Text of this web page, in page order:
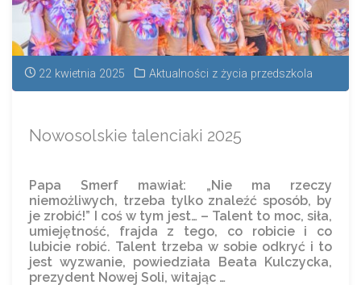
22 kwietnia 2025 Aktualności z życia przedszkola
Nowosolskie talenciaki 2025
Papa Smerf mawiał: „Nie ma rzeczy
niemożliwych, trzeba tylko znaleźć sposób, by
je zrobić!” I coś w tym jest… – Talent to moc, siła,
umiejętność, frajda z tego, co robicie i co
lubicie robić. Talent trzeba w sobie odkryć i to
jest wyzwanie, powiedziała Beata Kulczycka,
prezydent Nowej Soli, witając …